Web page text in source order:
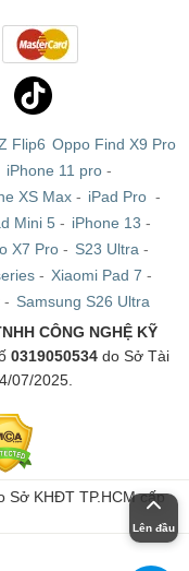
Flip6 Oppo Find X9 Pro
iPhone 11 pro-
XS Max- iPad Pro -
Mini 5 - iPhone 13 -
X7 Pro - S23 Ultra -
- Xiaomi Pad 7 -
- Samsung S26 Ultra
CÔNG NGHỆ KỸ
0319050534 do Sở Tài
07/2025.
Sở KHĐT TP.HCM cấp
Lên đầu